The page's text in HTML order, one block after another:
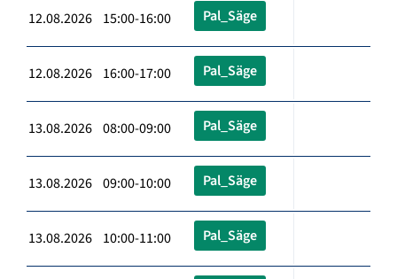
12.08.2026 15:00-16:00 Pal_Säge
12.08.2026 16:00-17:00 Pal_Säge
13.08.2026 08:00-09:00 Pal_Säge
13.08.2026 09:00-10:00 Pal_Säge
13.08.2026 10:00-11:00 Pal_Säge